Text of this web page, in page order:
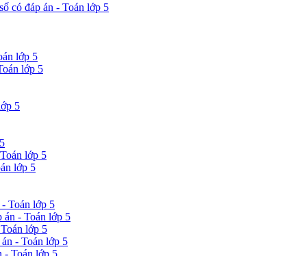
có đáp án - Toán lớp 5
lớp 5
lớp 5
5
lớp 5
lớp 5
Toán lớp 5
án - Toán lớp 5
lớp 5
- Toán lớp 5
- Toán lớp 5